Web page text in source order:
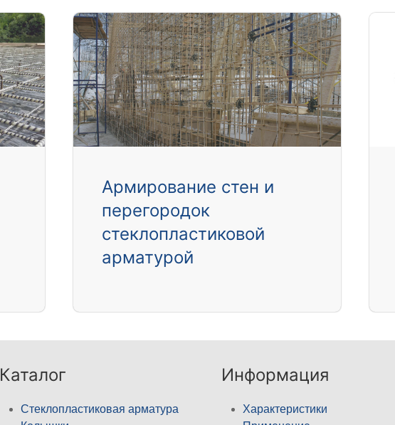
Армирование стен и
перегородок
стеклопластиковой
арматурой
Каталог
Стеклопластиковая арматура
Информация
Характеристики